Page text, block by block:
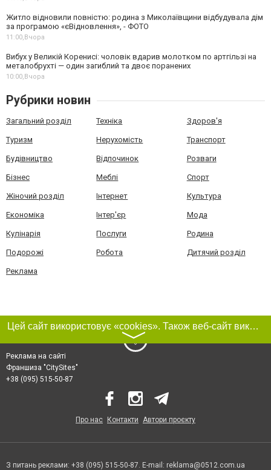
Житло відновили повністю: родина з Миколаївщини відбудувала дім
за програмою «єВідновлення», - ФОТО
11:00, Вчора
Вибух у Великій Коренисі: чоловік вдарив молотком по артгільзі на
металобрухті — один загиблий та двоє поранених
10:00, Вчора
Рубрики новин
Загальний розділ Техніка Здоров'я
Туризм Нерухомість Транспорт
Будівництво Відпочинок Розваги
Бізнес Меблі Спорт
Жіночий розділ Інтернет Культура
Економіка Інтер'єр Мода
Кулінарія Послуги Родина
Подорожі Робота Дитячий розділ
Реклама
Цей сайт використовує «cookies». Також веб-сайт використовує інтернет-сервіс для збору технічних даних стосовно відвідувачів з метою отримання маркетингової та статистичної інформації. Умови обробки даних відвідувачів сайту див.
〉
Реклама на сайті
Франшиза "CitySites"
+38 (095) 515-50-87
Про нас Контакти Автори проєкту
З питань реклами: +38 (095) 515-50-87. E-mail: reklama@0512.com.ua